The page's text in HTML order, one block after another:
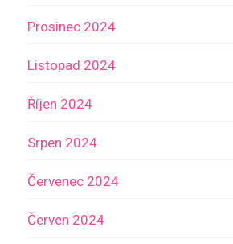
Prosinec 2024
Listopad 2024
Říjen 2024
Srpen 2024
Červenec 2024
Červen 2024